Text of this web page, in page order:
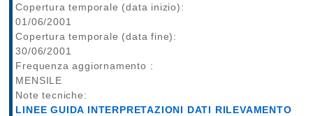
Copertura temporale (data inizio):
01/06/2001
Copertura temporale (data fine):
30/06/2001
Frequenza aggiornamento :
MENSILE
Note tecniche:
LINEE GUIDA INTERPRETAZIONI DATI RILEVAMENTO